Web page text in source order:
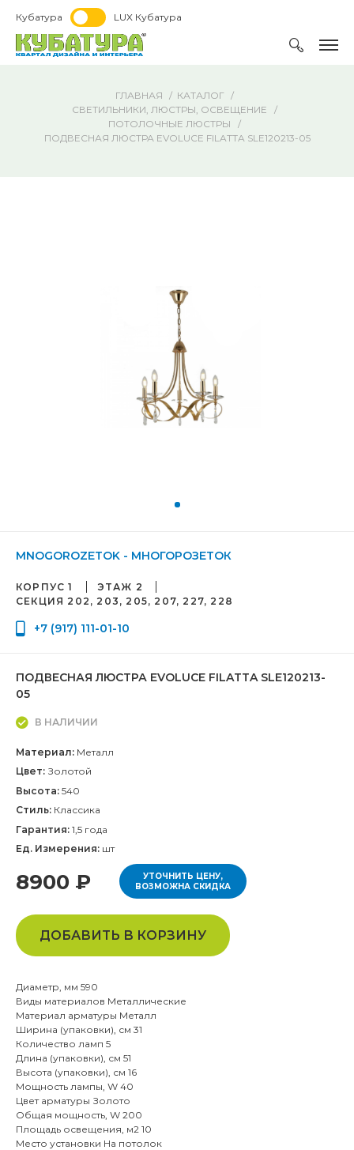
Кубатура LUX Кубатура
ГЛАВНАЯ
КАТАЛОГ
СВЕТИЛЬНИКИ, ЛЮСТРЫ, ОСВЕЩЕНИЕ
ПОТОЛОЧНЫЕ ЛЮСТРЫ
ПОДВЕСНАЯ ЛЮСТРА EVOLUCE FILATTA SLE120213-05
MNOGOROZETOK - МНОГОРОЗЕТОК
КОРПУС 1
ЭТАЖ 2
СЕКЦИЯ 202, 203, 205, 207, 227, 228
+7 (917) 111-01-10
ПОДВЕСНАЯ ЛЮСТРА EVOLUCE FILATTA SLE120213-
05
В НАЛИЧИИ
Материал: Металл
Цвет: Золотой
Высота: 540
Стиль: Классика
Гарантия: 1,5 года
Ед. Измерения: шт
8900 ₽
УТОЧНИТЬ ЦЕНУ,
ВОЗМОЖНА СКИДКА
ДОБАВИТЬ В КОРЗИНУ
Диаметр, мм 590
Виды материалов Металлические
Материал арматуры Металл
Ширина (упаковки), см 31
Количество ламп 5
Длина (упаковки), см 51
Высота (упаковки), см 16
Мощность лампы, W 40
Цвет арматуры Золото
Общая мощность, W 200
Площадь освещения, м2 10
Место установки На потолок